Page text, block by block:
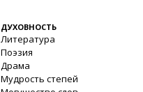
ДУХОВНОСТЬ
Литература
Поэзия
Драма
Мудрость степей